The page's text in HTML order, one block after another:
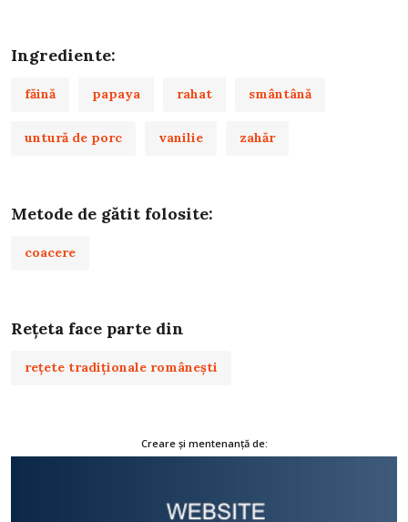
Ingrediente:
făină papaya rahat smântână
untură de porc vanilie zahăr
Metode de gătit folosite:
coacere
Rețeta face parte din
rețete tradiționale românești
Creare și mentenanță de: